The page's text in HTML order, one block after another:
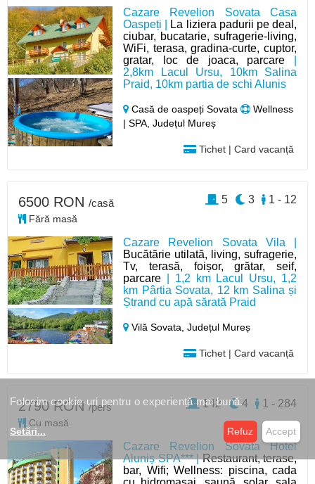
Cazare Revelion Sovata Casa
Oaspeți |
La liziera padurii pe deal,
ciubar, bucatarie, sufragerie-living,
WiFi, terasa, gradina-curte, cuptor,
gratar, loc de joaca, parcare
2,8km Lacul Ursu, 10km Salina
Praid, 10km partia de schi Alunis
Casă de oaspeți Sovata
Wellness
| SPA, Județul Mureș
Tichet | Card vacanță
Cazare Revelion Sovata Vila |
Bucătărie utilată, living, sufragerie,
Tv, terasă, foișor, grătar, seif,
parcare | 1,2 km Lacul Ursu, 1,2
km Pârtia Sovata, 12 km Salina și
Ștrand cu apă sărată Praid
Vilă Sovata,Județul Mureș
Tichet | Card vacanță
6500 RON /casă
Fără masă
1 - 12
3
5
Cazare Revelion Sovata Hotel
Aluniș SPA*** |Restaurant, terase,
bar, Wifi; Wellness: piscina, cada
2790 RON/pers
Cu masă
1 - 284
4
142
Folosim cookie-uri pentru o experiență mai bună.
Setări... Refuz Accept